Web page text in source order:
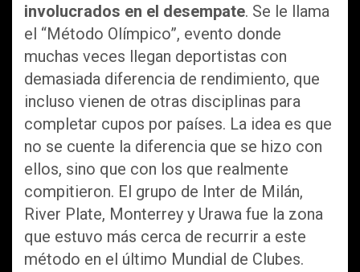
involucrados en el desempate. Se le llama
el “Método Olímpico”, evento donde
muchas veces llegan deportistas con
demasiada diferencia de rendimiento, que
incluso vienen de otras disciplinas para
completar cupos por países. La idea es que
no se cuente la diferencia que se hizo con
ellos, sino que con los que realmente
compitieron. El grupo de Inter de Milán,
River Plate, Monterrey y Urawa fue la zona
que estuvo más cerca de recurrir a este
método en el último Mundial de Clubes.